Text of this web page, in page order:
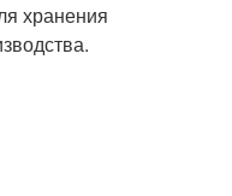
хранения